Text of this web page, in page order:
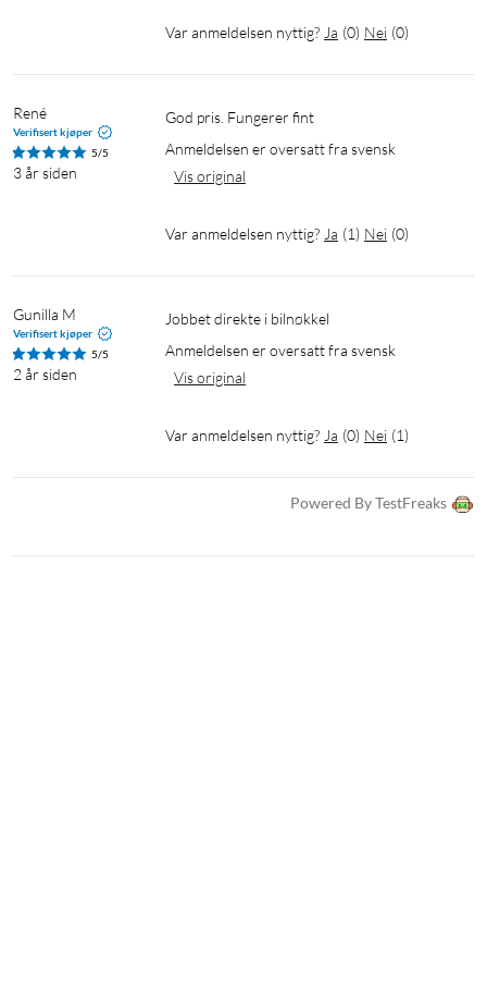
Var anmeldelsen nyttig? Ja (0) Nei (0)
René
Verifisert kjøper
5/5
3 år siden
God pris. Fungerer fint
Anmeldelsen er oversatt fra svensk
Vis original
Var anmeldelsen nyttig? Ja (1) Nei (0)
Gunilla M
Verifisert kjøper
5/5
2 år siden
Jobbet direkte i bilnøkkel
Anmeldelsen er oversatt fra svensk
Vis original
Var anmeldelsen nyttig? Ja (0) Nei (1)
Powered By TestFreaks